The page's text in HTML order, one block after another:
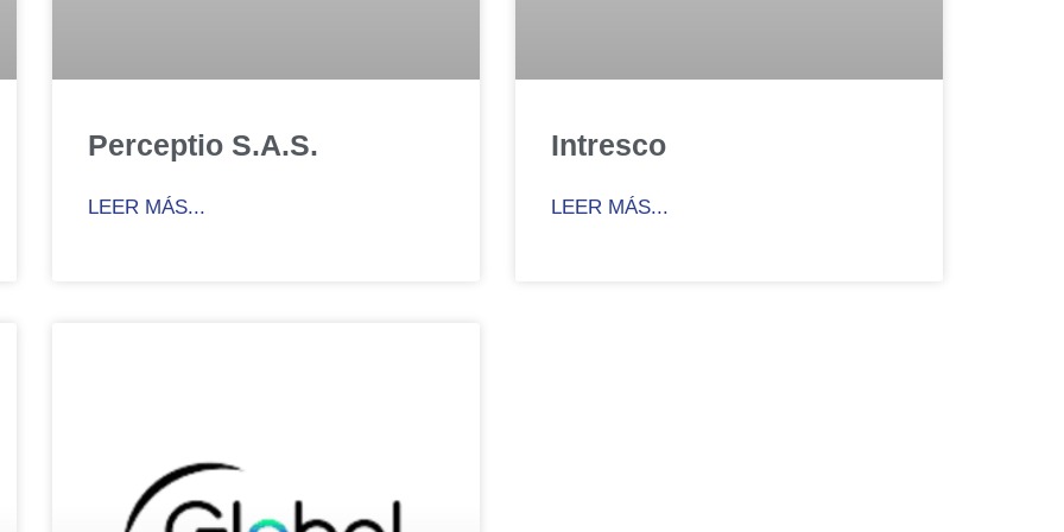
Perceptio S.A.S.
LEER MÁS...
Intresco
LEER MÁS...